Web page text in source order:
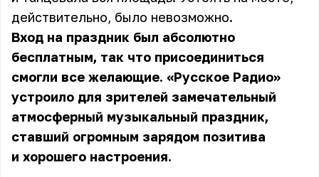
действительно, было невозможно.
Вход на праздник был абсолютно
бесплатным, так что присоединиться
смогли все желающие. «Русское Радио»
устроило для зрителей замечательный
атмосферный музыкальный праздник,
ставший огромным зарядом позитива
и хорошего настроения.